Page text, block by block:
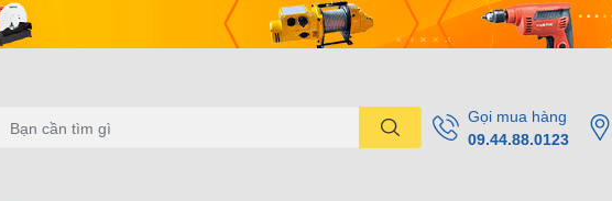
Gọi mua hàng
09.44.88.0123